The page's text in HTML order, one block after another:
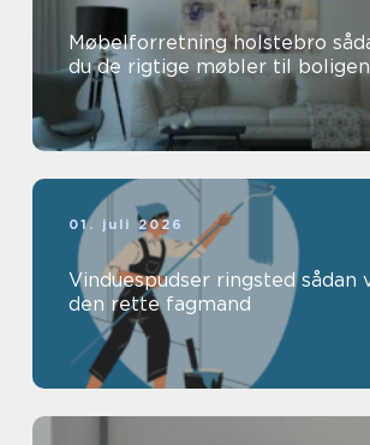
Møbelforretning holstebro sådan vælger
du de rigtige møbler til boligen
01. juli 2026
Vinduespudser ringsted sådan vælger du
den rette fagmand